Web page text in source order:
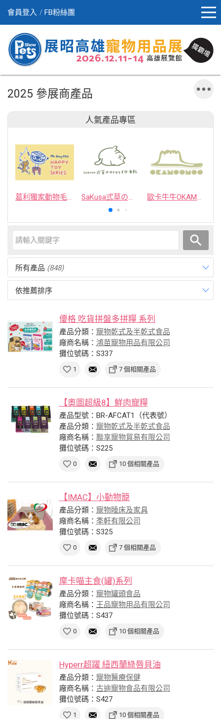
會員登入 FB粉絲團
2025 參展商產品
人氣產品專區
葛利獨家動物毛逗貓棒 SaKusa弎草のサクサク手作凍乾 歐卡牛牛OKAMOOMOO 貓草包
所有產品 (848)
依推薦排序
優格 吃貨拼盤多拼糧 系列
產品分類： 寵物乾式及半乾式食品
廠商名稱： 鴻苗寵物用品有限公司
攤位號碼：S337
1 7 個相關產品
【奧圖超級8】鮮肉寵糧
產品型號：BR-AFCAT1（代表號）
產品分類： 寵物乾式及半乾式食品
廠商名稱： 聯享寵物貿易有限公司
攤位號碼：S225
0 10 個相關產品
【IMAC】小動物籠
產品分類： 寵物睡床及家具
廠商名稱： 季軒有限公司
攤位號碼：S325
0 7 個相關產品
摩卡喵主食(罐)系列
產品分類： 寵物罐頭食品
廠商名稱： 王品寵物用品有限公司
攤位號碼：S437
0 10 個相關產品
Hyperr超躍 紐西蘭綠唇貝油
產品分類： 寵物醫療保健
廠商名稱： 古迪寵物食品有限公司
攤位號碼：S427
1 10 個相關產品